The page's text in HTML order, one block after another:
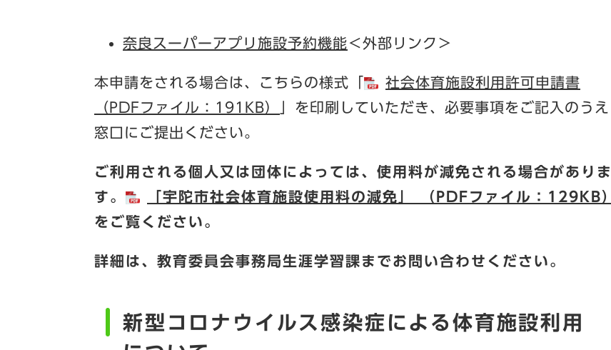
奈良スーパーアプリ施設予約機能＜外部リンク＞
本申請をされる場合は、こちらの様式「
社会体育施設利用許可申請書
（PDFファイル：191KB）
」を印刷していただき、必要事項をご記入のうえ
窓口にご提出ください。
ご利用される個人又は団体によっては、使用料が減免される場合がありま
す。
「宇陀市社会体育施設使用料の減免」 （PDFファイル：129KB）
をご覧ください。
詳細は、教育委員会事務局生涯学習課までお問い合わせください。
新型コロナウイルス感染症による体育施設利用